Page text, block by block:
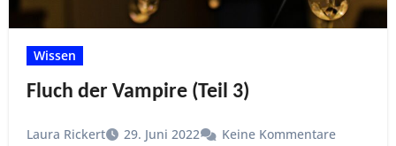
Wissen
Fluch der Vampire (Teil 3)
Laura Rickert 29. Juni 2022 Keine Kommentare